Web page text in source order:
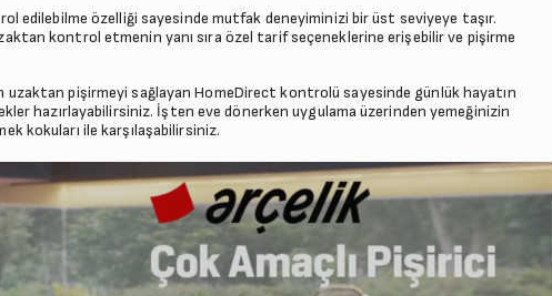
edilebilme özelliği sayesinde mutfak deneyiminizi bir üst seviyeye taşır.
kontrol etmenin yanı sıra özel tarif seçeneklerine erişebilir ve pişirme
uzaktan pişirmeyi sağlayan HomeDirect kontrolü sayesinde günlük hayatın
hazırlayabilirsiniz. İşten eve dönerken uygulama üzerinden yemeğinizin
kokuları ile karşılaşabilirsiniz.